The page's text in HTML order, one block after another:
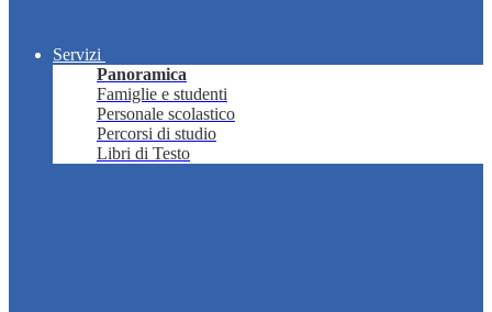
Servizi
Panoramica
Famiglie e studenti
Personale scolastico
Percorsi di studio
Libri di Testo